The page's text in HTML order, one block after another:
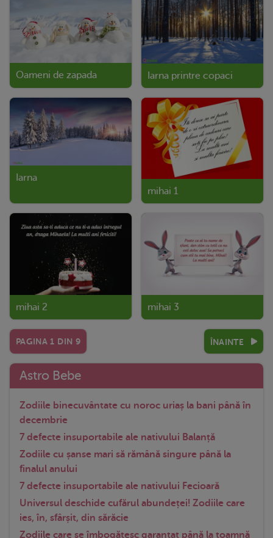
Oameni de zapada Iarna printre copaci
Iarna
mihai 1
mihai 2 mihai 3
PAGINA 1 DIN 9 ÎNAINTE
Astro Bebe
Zodiile binecuvântate cu noroc uriaș la bani până în
decembrie
7 defecte insuportabile ale nativului Balanță
Zodiile cu șanse mari să rămână singure până la
finalul anului
7 defecte insuportabile ale nativului Fecioară
Universul deschide cufărul abundeței! Zodiile care
ies, în, sfârșit, din sărăcie
Zodiile care se îmbogățesc garantat până la toamnă